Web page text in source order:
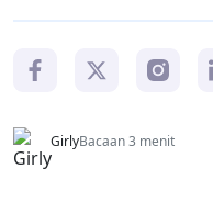
GirlyBacaan 3 menit